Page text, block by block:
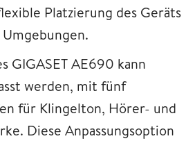
Platzierung des Geräts
GIGASET AE690 kann
werden, mit fünf
für Klingelton, Hörer- und
Diese Anpassungsoption